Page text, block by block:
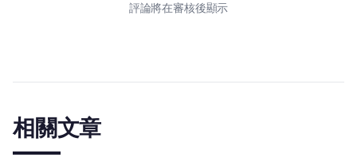
評論將在審核後顯示
相關文章